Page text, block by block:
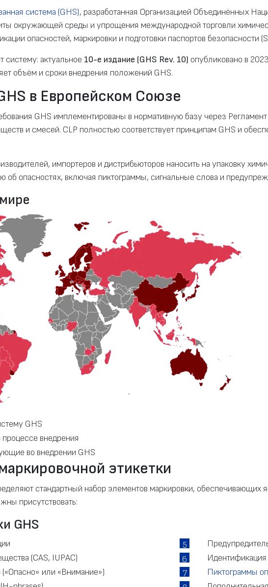
система (GHS), разработанная Организацией Объединённых
окружающей среды и упрощения международной торговли
опасностей, маркировки и подготовки паспортов безопасности
актуальное 10-е издание (GHS Rev. 10) опубликовано в
объём и сроки внедрения положений GHS.
в Европейском Союзе
GHS имплементированы в нормативную базу через
и смесей. CLP полностью соответствует принципам GHS и
импортеров и дистрибьюторов наносить на упаковку
опасностях, включая пиктограммы, сигнальные слова и
GHS
внедрения
во внедрении GHS
этикетки
стандартный набор элементов маркировки,
присутствовать:
GHS
5
(CAS, IUPAC) 6
или «Внимание») 7
Пиктограммы